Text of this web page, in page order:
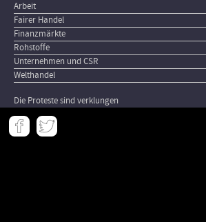
Arbeit
Fairer Handel
Finanzmärkte
Rohstoffe
Unternehmen und CSR
Welthandel
Die Proteste sind verklungen
Meta
-